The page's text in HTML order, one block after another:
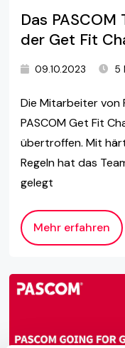
Das
der Get Fit
09.10.2023 5
Die Mitarbeiter von
PASCOM Get Fit
übertroffen. Mit
Regeln hat das
gelegt
Mehr erfahren